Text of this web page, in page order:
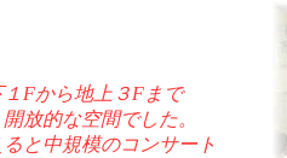
Fから地上３Fまで
放的な空間でした。
と中規模のコンサート